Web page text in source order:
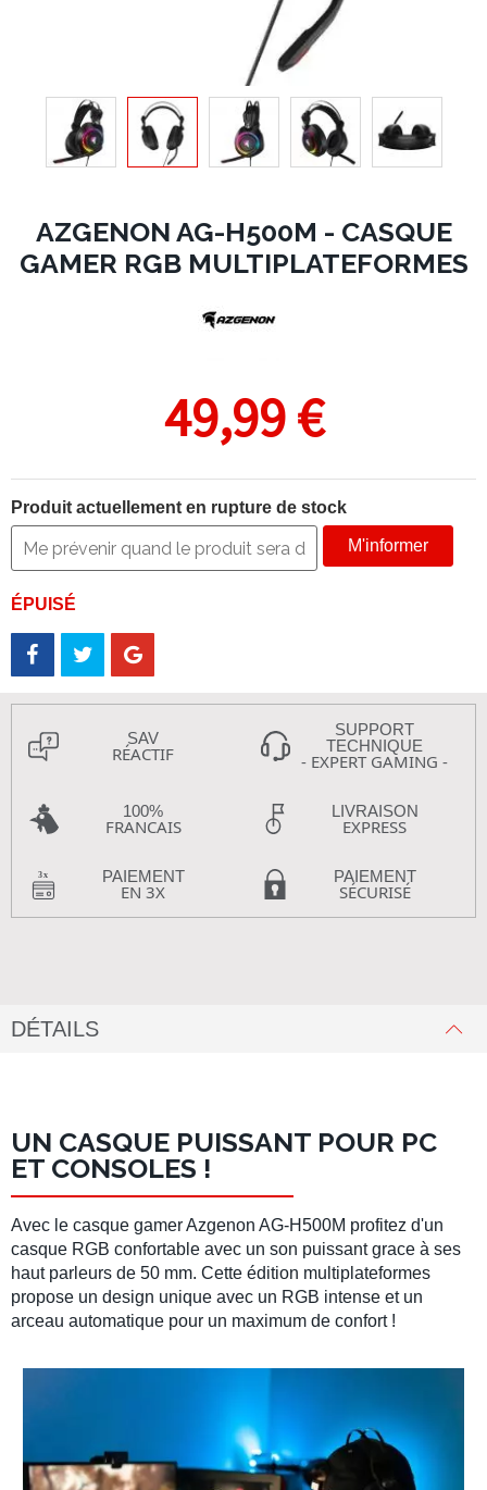
AZGENON AG-H500M - CASQUE
GAMER RGB MULTIPLATEFORMES
49,99 €
Produit actuellement en rupture de stock
M'informer
ÉPUISÉ
SAV
RÉACTIF
SUPPORT
TECHNIQUE
- EXPERT GAMING -
100%
FRANCAIS
LIVRAISON
EXPRESS
PAIEMENT
EN 3X
PAIEMENT
SÉCURISÉ
DÉTAILS
UN CASQUE PUISSANT POUR PC
ET CONSOLES !
Avec le casque gamer Azgenon AG-H500M profitez d'un
casque RGB confortable avec un son puissant grace à ses
haut parleurs de 50 mm. Cette édition multiplateformes
propose un design unique avec un RGB intense et un
arceau automatique pour un maximum de confort !